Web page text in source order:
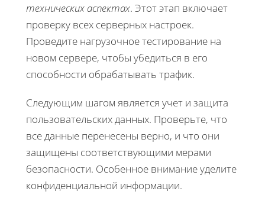
технических аспектах. Этот этап включает
проверку всех серверных настроек.
Проведите нагрузочное тестирование на
новом сервере, чтобы убедиться в его
способности обрабатывать трафик.
Следующим шагом является учет и защита
пользовательских данных. Проверьте, что
все данные перенесены верно, и что они
защищены соответствующими мерами
безопасности. Особенное внимание уделите
конфиденциальной информации.